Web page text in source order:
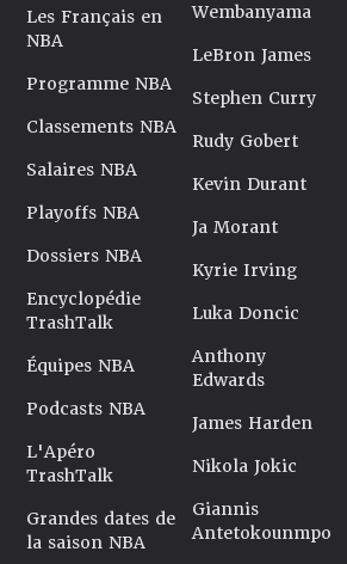
Les Français en
NBA
Programme NBA
Classements NBA
Salaires NBA
Playoffs NBA
Dossiers NBA
Encyclopédie
TrashTalk
Équipes NBA
Podcasts NBA
L'Apéro
TrashTalk
Grandes dates de
la saison NBA
Wembanyama
LeBron James
Stephen Curry
Rudy Gobert
Kevin Durant
Ja Morant
Kyrie Irving
Luka Doncic
Anthony
Edwards
James Harden
Nikola Jokic
Giannis
Antetokounmpo